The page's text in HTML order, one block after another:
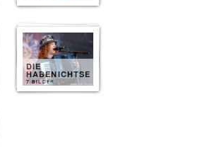
DIE
HABENICHTSE
7 BILDER